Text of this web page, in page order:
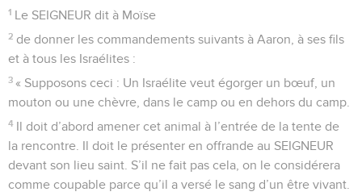
1 Le SEIGNEUR dit à Moïse
2 de donner les commandements suivants à Aaron, à ses fils
et à tous les Israélites :
3 « Supposons ceci : Un Israélite veut égorger un bœuf, un
mouton ou une chèvre, dans le camp ou en dehors du camp.
4 Il doit d’abord amener cet animal à l’entrée de la tente de
la rencontre. Il doit le présenter en offrande au SEIGNEUR
devant son lieu saint. S’il ne fait pas cela, on le considérera
comme coupable parce qu’il a versé le sang d’un être vivant.